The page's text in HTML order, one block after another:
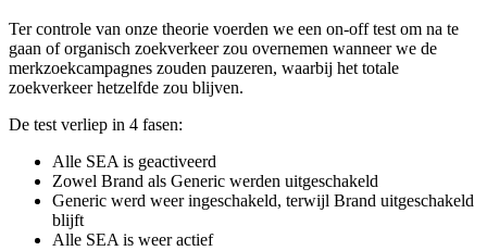
Ter controle van onze theorie voerden we een on-off test om na te
gaan of organisch zoekverkeer zou overnemen wanneer we de
merkzoekcampagnes zouden pauzeren, waarbij het totale
zoekverkeer hetzelfde zou blijven.
De test verliep in 4 fasen:
Alle SEA is geactiveerd
Zowel Brand als Generic werden uitgeschakeld
Generic werd weer ingeschakeld, terwijl Brand uitgeschakeld
blijft
Alle SEA is weer actief